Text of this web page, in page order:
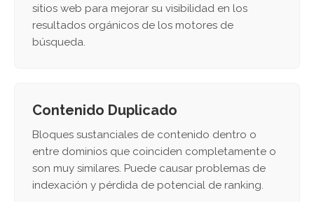
sitios web para mejorar su visibilidad en los
resultados orgánicos de los motores de
búsqueda.
Contenido Duplicado
Bloques sustanciales de contenido dentro o
entre dominios que coinciden completamente o
son muy similares. Puede causar problemas de
indexación y pérdida de potencial de ranking.